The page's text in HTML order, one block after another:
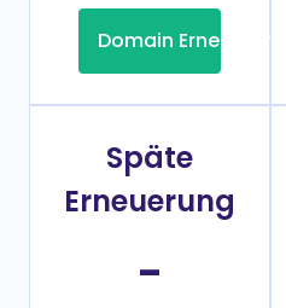
Domain Erneuerung
Späte
Erneuerung
-